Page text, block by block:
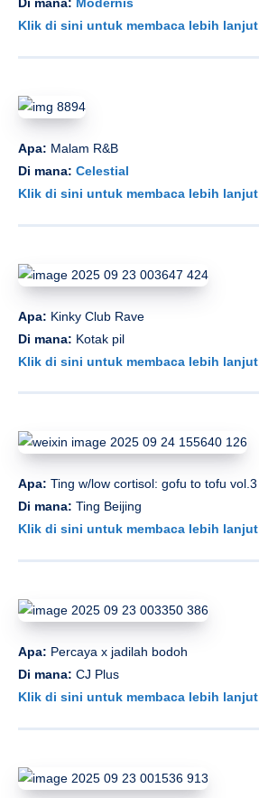
Di mana: Modernis
Klik di sini untuk membaca lebih lanjut
Apa: Malam R&B
Di mana: Celestial
Klik di sini untuk membaca lebih lanjut
Apa: Kinky Club Rave
Di mana: Kotak pil
Klik di sini untuk membaca lebih lanjut
Apa: Ting w/low cortisol: gofu to tofu vol.3
Di mana: Ting Beijing
Klik di sini untuk membaca lebih lanjut
Apa: Percaya x jadilah bodoh
Di mana: CJ Plus
Klik di sini untuk membaca lebih lanjut